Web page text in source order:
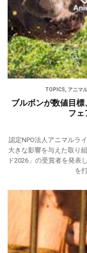
TOPICS アニマ
ブルボンが数値目
フェ
認定NPO法人アニマルラ
大きな影響を与えた取り
ド2026」の受賞者を発表
を